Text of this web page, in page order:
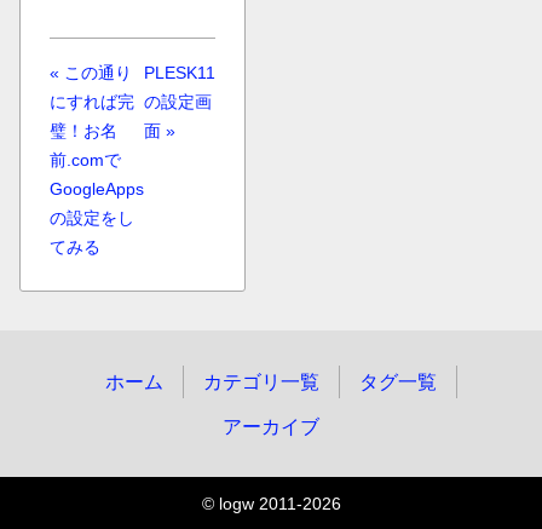
« この通り
にすれば完
璧！お名
前.comで
GoogleApps
の設定をし
てみる
PLESK11
の設定画
面 »
ホーム カテゴリ一覧 タグ一覧
アーカイブ
© logw 2011-2026